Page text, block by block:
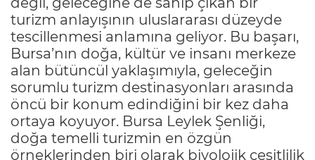
turizm anlayışının uluslararası düzeyde
tescillenmesi anlamına geliyor. Bu başarı,
Bursa’nın doğa, kültür ve insanı merkeze
alan bütüncül yaklaşımıyla, geleceğin
sorumlu turizm destinasyonları arasında
öncü bir konum edindiğini bir kez daha
ortaya koyuyor. Bursa Leylek Şenliği,
doğa temelli turizmin en özgün
örneklerinden biri olarak biyolojik çeşitlilik